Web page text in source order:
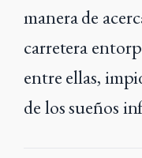
manera de
carretera
entre ellas,
de los sueños